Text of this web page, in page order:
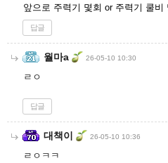
앞으로 주력기 몇회 or 주력기 쿨비
답글
월마a 26-05-10 10:30
ㄹㅇ
답글
대책이 26-05-10 10:36
ㄹㅇㅋㅋ